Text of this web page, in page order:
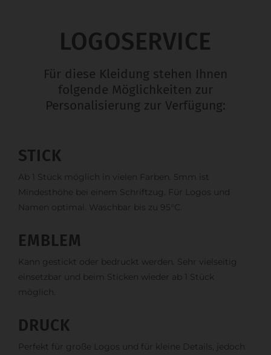
LOGOSERVICE
Für diese Kleidung stehen Ihnen
folgende Möglichkeiten zur
Personalisierung zur Verfügung:
STICK
Ab 1 Stück möglich in vielen Farben. 5mm ist
Mindesthöhe bei einem Schriftzug. Für Logos und
Namen optimal. Waschbar bis zu 95°C.
EMBLEM
Kann gestickt oder bedruckt werden. Sehr vielseitig
einsetzbar und beim Sticken wieder ab 1 Stück
möglich.
DRUCK
Perfekt für große Logos und für kleine Details, jedoch